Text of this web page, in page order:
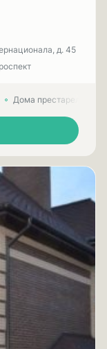
д. 45
Дома престарелых